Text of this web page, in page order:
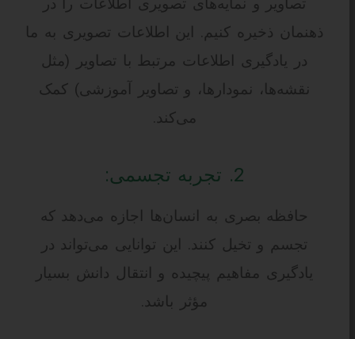
تصاویر و نمایه‌های تصویری اطلاعات را در
ذهنمان ذخیره کنیم. این اطلاعات تصویری به ما
در یادگیری اطلاعات مرتبط با تصاویر (مثل
نقشه‌ها، نمودارها، و تصاویر آموزشی) کمک
می‌کند.
2. تجربه تجسمی:
حافظه بصری به انسان‌ها اجازه می‌دهد که
تجسم و تخیل کنند. این توانایی می‌تواند در
یادگیری مفاهیم پیچیده و انتقال دانش بسیار
مؤثر باشد.